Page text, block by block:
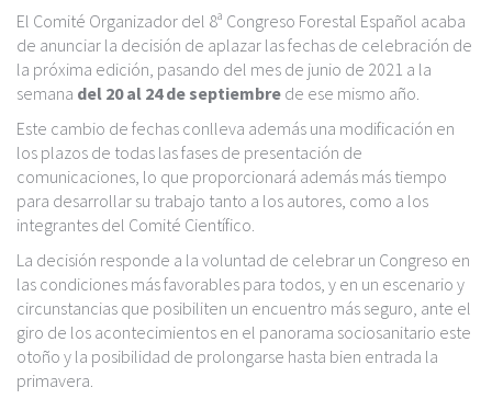
El Comité Organizador del 8ª Congreso Forestal Español acaba
de anunciar la decisión de aplazar las fechas de celebración de
la próxima edición, pasando del mes de junio de 2021 a la
semana del 20 al 24 de septiembre de ese mismo año.
Este cambio de fechas conlleva además una modificación en
los plazos de todas las fases de presentación de
comunicaciones, lo que proporcionará además más tiempo
para desarrollar su trabajo tanto a los autores, como a los
integrantes del Comité Científico.
La decisión responde a la voluntad de celebrar un Congreso en
las condiciones más favorables para todos, y en un escenario y
circunstancias que posibiliten un encuentro más seguro, ante el
giro de los acontecimientos en el panorama sociosanitario este
otoño y la posibilidad de prolongarse hasta bien entrada la
primavera.